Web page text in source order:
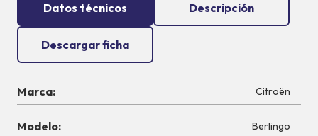
Datos técnicos Descripción
Descargar ficha
Marca: Citroën
Modelo: Berlingo